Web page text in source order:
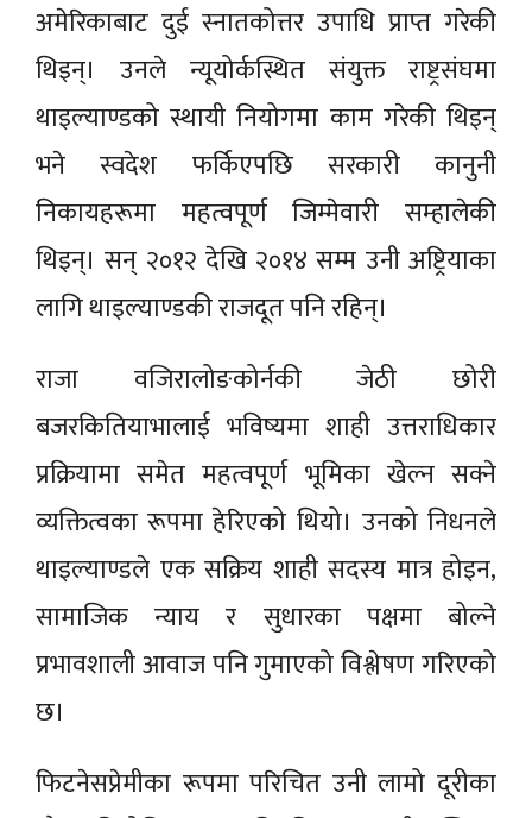
अमेरिकाबाट दुई स्नातकोत्तर उपाधि प्राप्त गरेकी
थिइन्। उनले न्यूयोर्कस्थित संयुक्त राष्ट्रसंघमा
थाइल्याण्डको स्थायी नियोगमा काम गरेकी थिइन्
भने स्वदेश फर्किएपछि सरकारी कानुनी
निकायहरूमा महत्वपूर्ण जिम्मेवारी सम्हालेकी
थिइन्। सन् २०१२ देखि २०१४ सम्म उनी अष्ट्रियाका
लागि थाइल्याण्डकी राजदूत पनि रहिन्।
राजा वजिरालोङकोर्नकी जेठी छोरी
बजरकितियाभालाई भविष्यमा शाही उत्तराधिकार
प्रक्रियामा समेत महत्वपूर्ण भूमिका खेल्न सक्ने
व्यक्तित्वका रूपमा हेरिएको थियो। उनको निधनले
थाइल्याण्डले एक सक्रिय शाही सदस्य मात्र होइन,
सामाजिक न्याय र सुधारका पक्षमा बोल्ने
प्रभावशाली आवाज पनि गुमाएको विश्लेषण गरिएको
छ।
फिटनेसप्रेमीका रूपमा परिचित उनी लामो दूरीका